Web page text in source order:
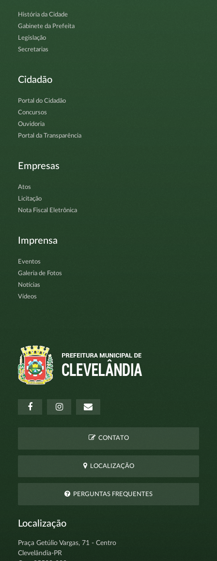
História da Cidade
Gabinete da Prefeita
Legislação
Secretarias
Cidadão
Portal do Cidadão
Concursos
Ouvidoria
Portal da Transparência
Empresas
Atos
Licitação
Nota Fiscal Eletrônica
Imprensa
Eventos
Galeria de Fotos
Notícias
Vídeos
CONTATO
LOCALIZAÇÃO
PERGUNTAS FREQUENTES
Localização
Praça Getúlio Vargas, 71 - Centro
Clevelândia-PR